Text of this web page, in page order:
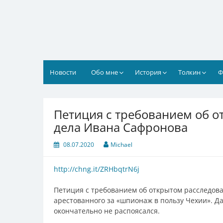
Новости Обо мне История Толкин
Петиция с требованием об
дела Ивана Сафронова
08.07.2020 Michael
http://chng.it/ZRHbqtrN6j
Петиция с требованием об открытом
арестованного за «шпионаж в пользу Чехии».
окончательно не распоясался.